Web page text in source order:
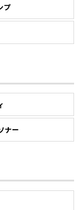
プ
ナー